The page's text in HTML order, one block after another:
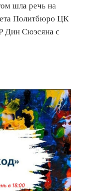
шла речь на
Политбюро ЦК
Дин Сюэсяна с